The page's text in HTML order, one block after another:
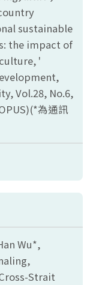
sustainable
the impact of
'
Vol.28, No.6,
為通訊
Wu*,
Strait